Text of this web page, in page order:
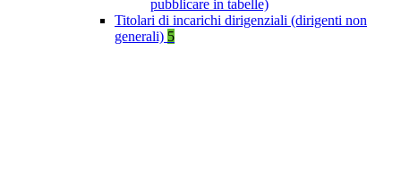
pubblicare in tabelle)
Titolari di incarichi dirigenziali (dirigenti non
generali) 5